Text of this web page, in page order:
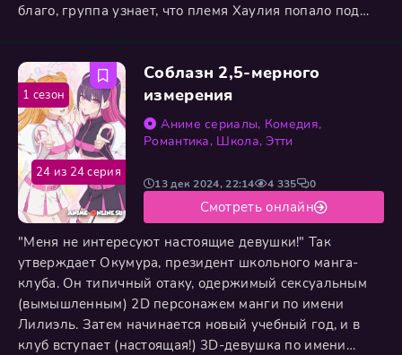
благо, группа узнает, что племя Хаулия попало под
разграблению Вербергена - государства,
расположенного в глубине Моря Тортусовых
Деревьев. Столкнувшись с этим
Соблазн 2,5-мерного
измерения
Аниме сериалы, Комедия,
Романтика, Школа,Этти
"Меня не интересуют настоящие девушки!" Так
утверждает Окумура, президент школьного манга-
клуба. Он типичный отаку, одержимый сексуальным
(вымышленным) 2D персонажем манги по имени
Лилиэль. Затем начинается новый учебный год, и в
клуб вступает (настоящая!) 3D-девушка по имени
13 дек 2024, 22:14 4 335 0
Смотреть онлайн
24 из 24 серия
1 сезон